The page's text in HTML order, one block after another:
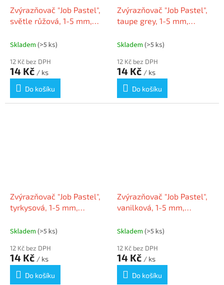
Zvýrazňovač "Job Pastel",
světle růžová, 1-5 mm,
Skladem (>5 ks)
12 Kč bez DPH
14 Kč / ks
Do košíku
Zvýrazňovač "Job Pastel",
taupe grey, 1-5 mm,
Skladem (>5 ks)
12 Kč bez DPH
14 Kč / ks
Do košíku
Zvýrazňovač "Job Pastel",
tyrkysová, 1-5 mm,
Skladem (>5 ks)
12 Kč bez DPH
14 Kč / ks
Do košíku
Zvýrazňovač "Job Pastel",
vanilková, 1-5 mm,
Skladem (>5 ks)
12 Kč bez DPH
14 Kč / ks
Do košíku